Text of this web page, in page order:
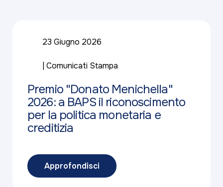
23 Giugno 2026
Comunicati Stampa
Premio "Donato Menichella"
2026: a BAPS il riconoscimento
per la politica monetaria e
creditizia
Approfondisci